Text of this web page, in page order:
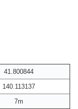
41.800844
140.113137
7m